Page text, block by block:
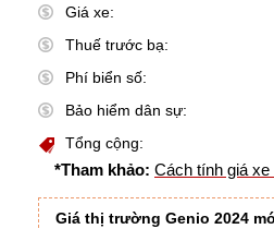
Giá xe:
Thuế trước bạ:
Phí biển số:
Bảo hiểm dân sự:
Tổng cộng:
*Tham khảo: Cách tính giá xe
Giá thị trường Genio 2024